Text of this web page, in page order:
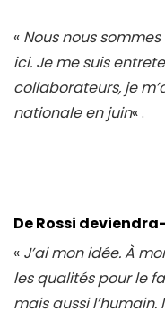
« Nous nous
ici. Je me suis
collaborateurs, je
nationale en juin« .
De Rossi
« J’ai mon idée. À
les qualités pour le
mais aussi